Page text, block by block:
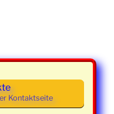
Mainstream
-
Class und
Mainstream
Kontaktseite